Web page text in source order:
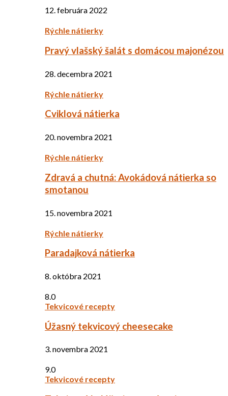
12. februára 2022
Rýchle nátierky
Pravý vlašský šalát s domácou majonézou
28. decembra 2021
Rýchle nátierky
Cviklová nátierka
20. novembra 2021
Rýchle nátierky
Zdravá a chutná: Avokádová nátierka so
smotanou
15. novembra 2021
Rýchle nátierky
Paradajková nátierka
8. októbra 2021
8.0
Tekvicové recepty
Úžasný tekvicový cheesecake
3. novembra 2021
9.0
Tekvicové recepty